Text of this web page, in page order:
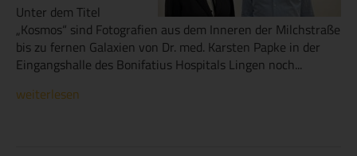
Unter dem Titel
„Kosmos“ sind Fotografien aus dem Inneren der Milchstraße
bis zu fernen Galaxien von Dr. med. Karsten Papke in der
Eingangshalle des Bonifatius Hospitals Lingen noch...
weiterlesen